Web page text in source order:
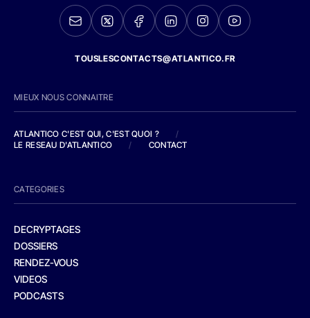
TOUSLESCONTACTS@ATLANTICO.FR
MIEUX NOUS CONNAITRE
ATLANTICO C'EST QUI, C'EST QUOI ?
/
LE RESEAU D'ATLANTICO
/ CONTACT
CATEGORIES
DECRYPTAGES
DOSSIERS
RENDEZ-VOUS
VIDEOS
PODCASTS